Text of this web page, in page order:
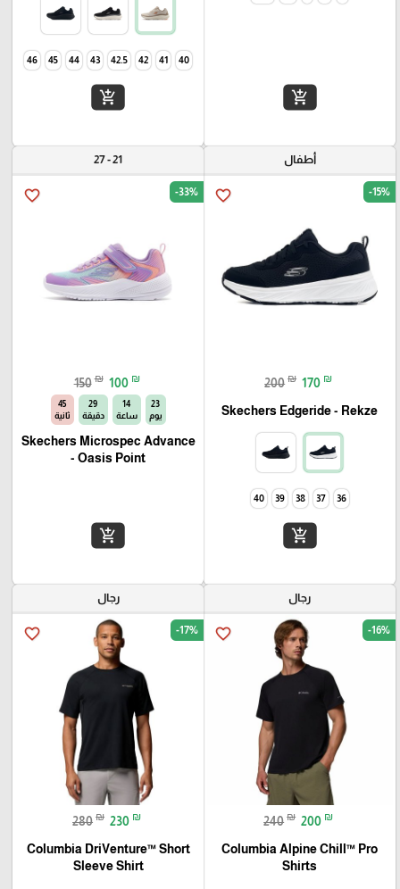
add_shopping_cart
40
41
42
42.5
43
44
45
46
add_shopping_cart
أطفال
favorite_border -15%
200 ₪ 170 ₪
Skechers Edgeride - Rekze‏
36
37
38
39
40
add_shopping_cart
21 - 27
favorite_border -33%
150 ₪ 100 ₪
23
يوم
14
ساعة
29
دقيقة
44
ثانية
Skechers Microspec Advance
- Oasis Point
add_shopping_cart
رجال
favorite_border -16%
240 ₪ 200 ₪
Columbia Alpine Chill™ Pro
Shirts
رجال
favorite_border -17%
280 ₪ 230 ₪
Columbia DriVenture™ Short
Sleeve Shirt